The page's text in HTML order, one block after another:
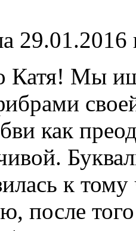
29.01.2016
Катя! Мы
как
к
после